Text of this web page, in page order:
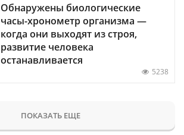
Обнаружены биологические
часы-хронометр организма —
когда они выходят из строя,
развитие человека
останавливается
5238
ПОКАЗАТЬ ЕЩЕ